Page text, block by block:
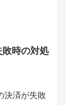
時の対処
決済が失敗